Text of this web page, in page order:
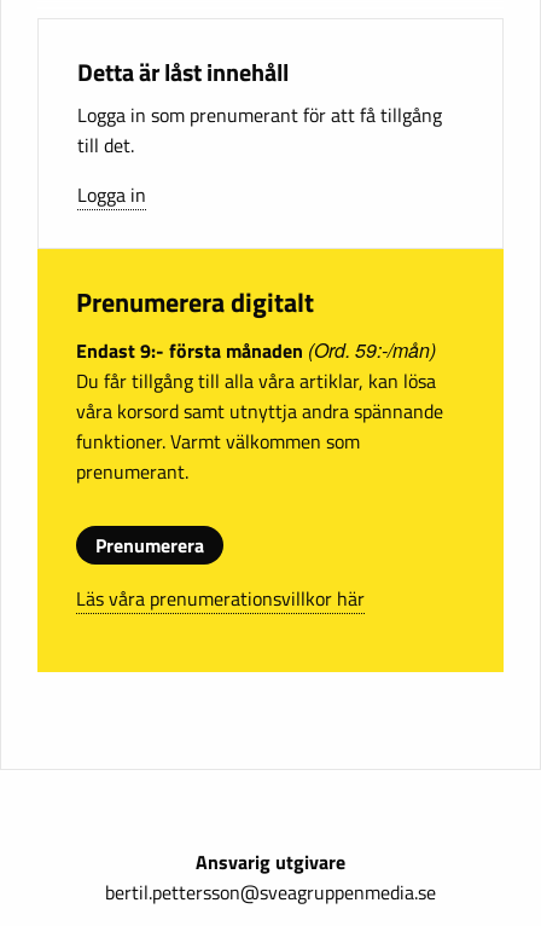
Detta är låst innehåll
Logga in som prenumerant för att få tillgång
till det.
Logga in
Prenumerera digitalt
Endast 9:- första månaden (Ord. 59:-/mån)
Du får tillgång till alla våra artiklar, kan lösa
våra korsord samt utnyttja andra spännande
funktioner. Varmt välkommen som
prenumerant.
Prenumerera
Läs våra prenumerationsvillkor här
Ansvarig utgivare
bertil.pettersson@sveagruppenmedia.se